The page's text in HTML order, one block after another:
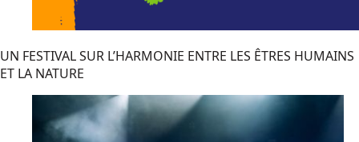
UN FESTIVAL SUR L’HARMONIE ENTRE LES ÊTRES HUMAINS
ET LA NATURE